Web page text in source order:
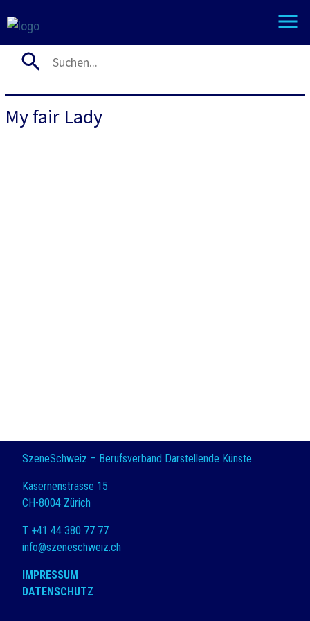
My fair Lady
SzeneSchweiz – Berufsverband Darstellende Künste
Kasernenstrasse 15
CH-8004 Zürich
T +41 44 380 77 77
info@szeneschweiz.ch
IMPRESSUM
DATENSCHUTZ